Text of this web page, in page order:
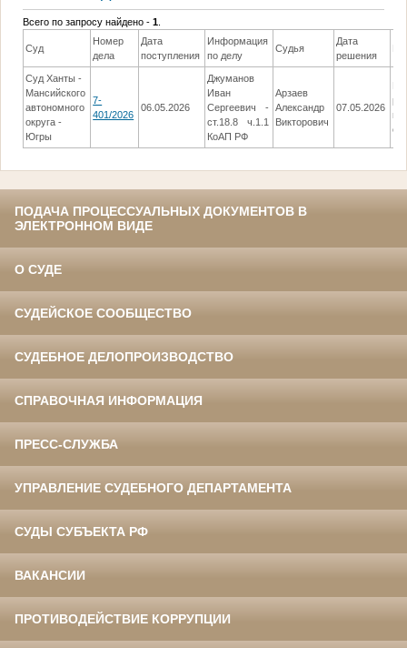
Всего по запросу найдено -1
Суд
Номер
дела
Дата
поступления
Информация
по делу
Судья
Дата
решения
Суд Ханты -
Мансийского
автономного
округа -
Югры
7-
401/2026
06.05.2026
Джуманов
Иван
Сергеевич -
ст.18.8 ч.1.1
КоАП РФ
Арзаев
Александр
Викторович
07.05.2026
по
ПОДАЧА ПРОЦЕССУАЛЬНЫХ ДОКУМЕНТОВ В
ЭЛЕКТРОННОМ ВИДЕ
О СУДЕ
СУДЕЙСКОЕ СООБЩЕСТВО
СУДЕБНОЕ ДЕЛОПРОИЗВОДСТВО
СПРАВОЧНАЯ ИНФОРМАЦИЯ
ПРЕСС-СЛУЖБА
УПРАВЛЕНИЕ СУДЕБНОГО ДЕПАРТАМЕНТА
СУДЫ СУБЪЕКТА РФ
ВАКАНСИИ
ПРОТИВОДЕЙСТВИЕ КОРРУПЦИИ